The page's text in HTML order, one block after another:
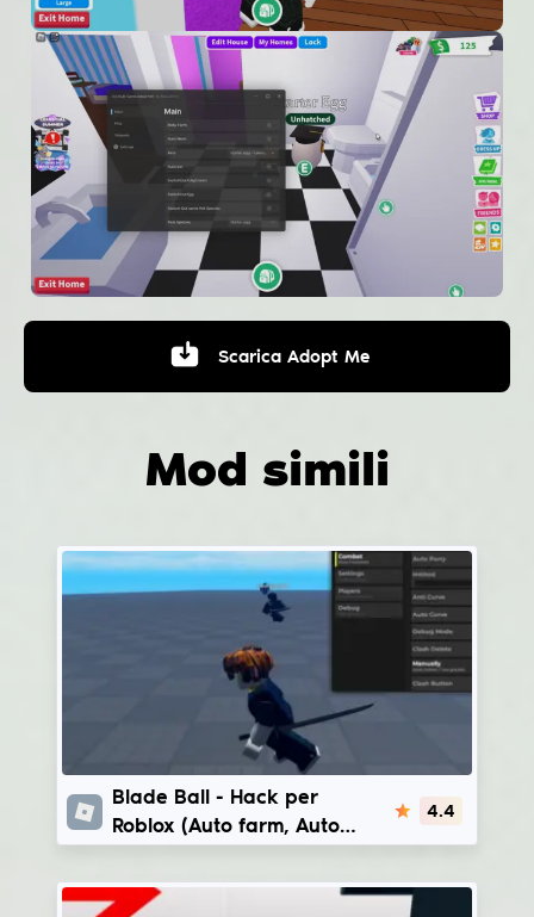
Scarica Adopt Me
Mod simili
Blade Ball
Blade Ball - Hack per
Roblox (Auto farm, Auto
Parry, God Spam) | Bedol
Hub - VyleraHub
4.4